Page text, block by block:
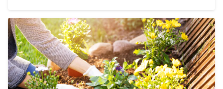
dat vogels verleren om zelf voedsel te vinden.